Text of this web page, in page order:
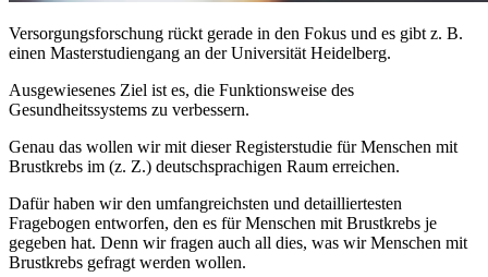
Versorgungsforschung rückt gerade in den Fokus und es gibt z. B.
einen Masterstudiengang an der Universität Heidelberg.
Ausgewiesenes Ziel ist es, die Funktionsweise des
Gesundheitssystems zu verbessern.
Genau das wollen wir mit dieser Registerstudie für Menschen mit
Brustkrebs im (z. Z.) deutschsprachigen Raum erreichen.
Dafür haben wir den umfangreichsten und detailliertesten
Fragebogen entworfen, den es für Menschen mit Brustkrebs je
gegeben hat. Denn wir fragen auch all dies, was wir Menschen mit
Brustkrebs gefragt werden wollen.